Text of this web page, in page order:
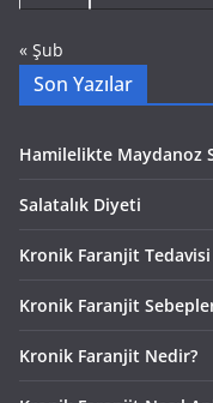
« Şub
Son Yazılar
Hamilelikte Maydanoz
Salatalık Diyeti
Kronik Faranjit Tedavisi
Kronik Faranjit
Kronik Faranjit Nedir?